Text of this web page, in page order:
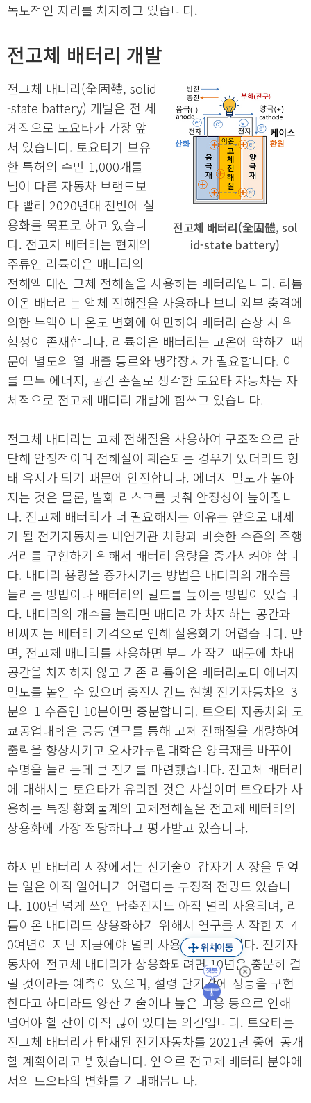
독보적인 자리를 차지하고 있습니다.
전고체 배터리 개발
전고체 배터리(全固體, sol
id-state battery)
전고체 배터리(全固體, solid
-state battery) 개발은 전 세
계적으로 토요타가 가장 앞
서 있습니다. 토요타가 보유
한 특허의 수만 1,000개를
넘어 다른 자동차 브랜드보
다 빨리 2020년대 전반에 실
용화를 목표로 하고 있습니
다. 전고차 배터리는 현재의
주류인 리튬이온 배터리의
전해액 대신 고체 전해질을 사용하는 배터리입니다. 리튬
이온 배터리는 액체 전해질을 사용하다 보니 외부 충격에
의한 누액이나 온도 변화에 예민하여 배터리 손상 시 위
험성이 존재합니다. 리튬이온 배터리는 고온에 약하기 때
문에 별도의 열 배출 통로와 냉각장치가 필요합니다. 이
를 모두 에너지, 공간 손실로 생각한 토요타 자동차는 자
체적으로 전고체 배터리 개발에 힘쓰고 있습니다.
전고체 배터리는 고체 전해질을 사용하여 구조적으로 단
단해 안정적이며 전해질이 훼손되는 경우가 있더라도 형
태 유지가 되기 때문에 안전합니다. 에너지 밀도가 높아
지는 것은 물론, 발화 리스크를 낮춰 안정성이 높아집니
다. 전고체 배터리가 더 필요해지는 이유는 앞으로 대세
가 될 전기자동차는 내연기관 차량과 비슷한 수준의 주행
거리를 구현하기 위해서 배터리 용량을 증가시켜야 합니
다. 배터리 용량을 증가시키는 방법은 배터리의 개수를
늘리는 방법이나 배터리의 밀도를 높이는 방법이 있습니
다. 배터리의 개수를 늘리면 배터리가 차지하는 공간과
비싸지는 배터리 가격으로 인해 실용화가 어렵습니다. 반
면, 전고체 배터리를 사용하면 부피가 작기 때문에 차내
공간을 차지하지 않고 기존 리튬이온 배터리보다 에너지
밀도를 높일 수 있으며 충전시간도 현행 전기자동차의 3
분의 1 수준인 10분이면 충분합니다. 토요타 자동차와 도
쿄공업대학은 공동 연구를 통해 고체 전해질을 개량하여
출력을 향상시키고 오사카부립대학은 양극재를 바꾸어
수명을 늘리는데 큰 전기를 마련했습니다. 전고체 배터리
에 대해서는 토요타가 유리한 것은 사실이며 토요타가 사
용하는 특정 황화물계의 고체전해질은 전고체 배터리의
상용화에 가장 적당하다고 평가받고 있습니다.
하지만 배터리 시장에서는 신기술이 갑자기 시장을 뒤엎
는 일은 아직 일어나기 어렵다는 부정적 전망도 있습니
다. 100년 넘게 쓰인 납축전지도 아직 널리 사용되며, 리
튬이온 배터리도 상용화하기 위해서 연구를 시작한 지 4
0여년이 지난 지금에야 널리 사용되고 있습니다. 전기자
동차에 전고체 배터리가 상용화되려면 10년은 충분히 걸
릴 것이라는 예측이 있으며, 설령 단기간에 성능을 구현
한다고 하더라도 양산 기술이나 높은 비용 등으로 인해
넘어야 할 산이 아직 많이 있다는 의견입니다. 토요타는
전고체 배터리가 탑재된 전기자동차를 2021년 중에 공개
할 계획이라고 밝혔습니다. 앞으로 전고체 배터리 분야에
서의 토요타의 변화를 기대해봅니다.